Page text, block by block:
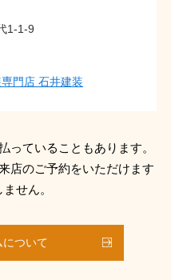
1-1-9
門店 石井建装
ていることもあります。
店のご予約をいただけます
せん。
について